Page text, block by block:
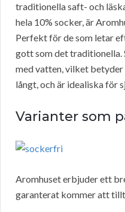
traditionella saft- och
hela 10% socker, är
Perfekt för de som letar
gott som det traditionella.
med vatten, vilket
långt, och är idealiska för
Varianter som
Aromhuset erbjuder ett
garanterat kommer att